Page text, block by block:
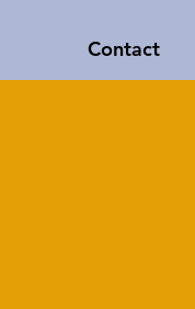
Contact